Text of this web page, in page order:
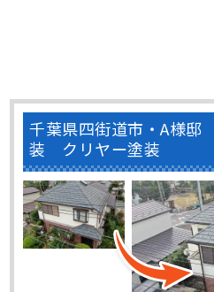
千葉県四街道市・A様
装 クリヤー塗装